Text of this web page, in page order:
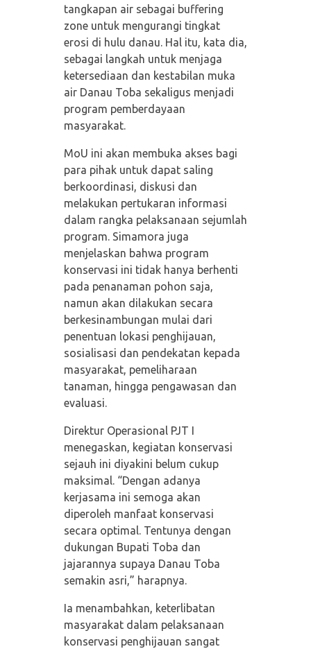
tangkapan air sebagai buffering
zone untuk mengurangi tingkat
erosi di hulu danau. Hal itu, kata dia,
sebagai langkah untuk menjaga
ketersediaan dan kestabilan muka
air Danau Toba sekaligus menjadi
program pemberdayaan
masyarakat.
MoU ini akan membuka akses bagi
para pihak untuk dapat saling
berkoordinasi, diskusi dan
melakukan pertukaran informasi
dalam rangka pelaksanaan sejumlah
program. Simamora juga
menjelaskan bahwa program
konservasi ini tidak hanya berhenti
pada penanaman pohon saja,
namun akan dilakukan secara
berkesinambungan mulai dari
penentuan lokasi penghijauan,
sosialisasi dan pendekatan kepada
masyarakat, pemeliharaan
tanaman, hingga pengawasan dan
evaluasi.
Direktur Operasional PJT I
menegaskan, kegiatan konservasi
sejauh ini diyakini belum cukup
maksimal. “Dengan adanya
kerjasama ini semoga akan
diperoleh manfaat konservasi
secara optimal. Tentunya dengan
dukungan Bupati Toba dan
jajarannya supaya Danau Toba
semakin asri,” harapnya.
Ia menambahkan, keterlibatan
masyarakat dalam pelaksanaan
konservasi penghijauan sangat